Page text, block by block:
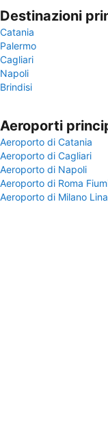
Destinazioni
Catania
Palermo
Cagliari
Napoli
Brindisi
Aeroporti
Aeroporto di Catania
Aeroporto di Cagliari
Aeroporto di Napoli
Aeroporto di Roma
Aeroporto di Milano